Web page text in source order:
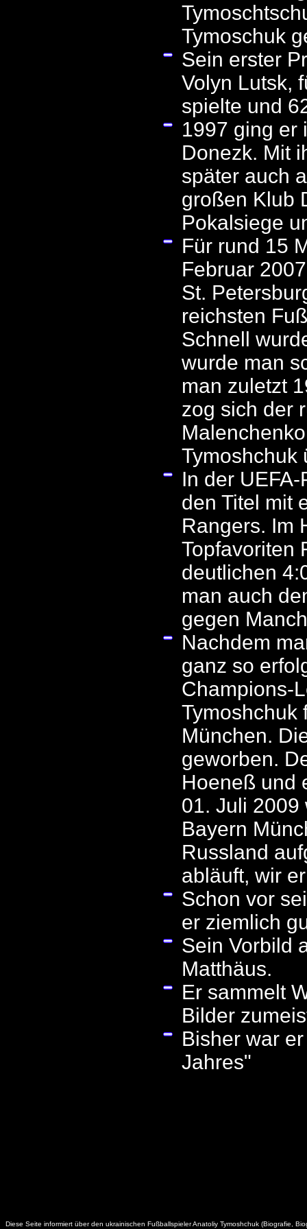
Tymoschuk
Sein erster
Volyn Lutsk,
spielte und
1997 ging er
Donezk. Mit
später auch
großen Klub
Pokalsiege
Für rund 15
Februar
St.
reichsten
Schnell
wurde man
man zuletzt
zog sich der
Tymoshchuk
In der
den Titel mit
Rangers. Im
Topfavoriten
deutlichen
man auch
gegen
Nachdem
ganz so
Champions-
Tymoshchuk
München.
geworben.
Hoeneß und
01. Juli 2009
Bayern
Russland
abläuft, wir
Schon vor
er ziemlich
Sein Vorbild
Matthäus.
Er sammelt
Bilder
Bisher war
Jahres"
Diese Seite informiert über den ukrainischen Fußballspieler Anatoliy Tymoshchuk (Biografie,